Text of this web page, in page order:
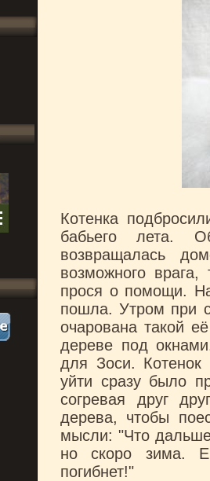
Котенка
бабьего лета.
возвращалась
возможного
прося о помощи.
пошла. Утром при
очарована такой
дереве под
для Зоси. Котенок
уйти сразу было
согревая друг
дерева, чтобы
мысли: "Что
но скоро зима.
погибнет!"